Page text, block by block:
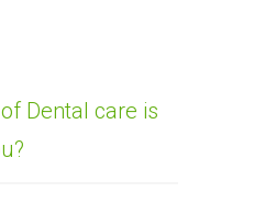
Dental care is